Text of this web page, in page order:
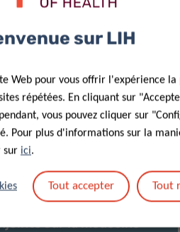
sur la médecine
sur LIH
Web pour vous offrir l'expérience
répétées. En cliquant sur
vous pouvez cliquer sur
Pour plus d'informations sur la
sur ici.
Tout accepter Tout